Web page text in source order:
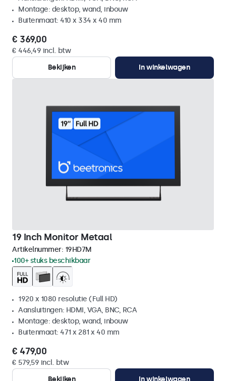
Montage: desktop, wand, inbouw
Buitenmaat: 410 x 334 x 40 mm
€ 369,00
€ 446,49 incl. btw
Bekijken
In winkelwagen
19 Inch Monitor Metaal
Artikelnummer: 19HD7M
100+ stuks beschikbaar
1920 x 1080 resolutie (Full HD)
Aansluitingen: HDMI, VGA, BNC, RCA
Montage: desktop, wand, inbouw
Buitenmaat: 471 x 281 x 40 mm
€ 479,00
€ 579,59 incl. btw
Bekijken
In winkelwagen